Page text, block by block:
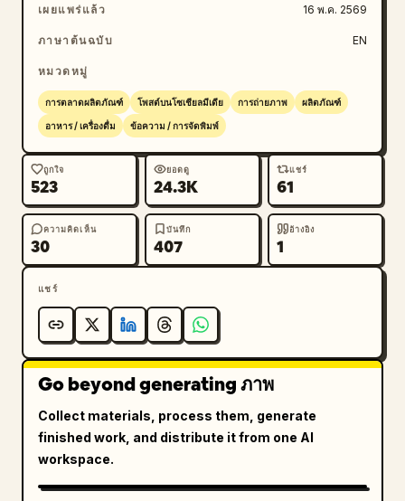
เผยแพร่แล้ว 16 พ.ค. 2569
ภาษาต้นฉบับ EN
หมวดหมู่
การตลาดผลิตภัณฑ์ โพสต์บนโซเชียลมีเดีย การถ่ายภาพ ผลิตภัณฑ์
อาหาร / เครื่องดื่ม ข้อความ / การจัดพิมพ์
ถูกใจ
523
ยอดดู
24.3K
แชร์
61
ความคิดเห็น
30
บันทึก
407
อ้างอิง
1
แชร์
Go beyond generating ภาพ
Collect materials, process them, generate
finished work, and distribute it from one AI
workspace.